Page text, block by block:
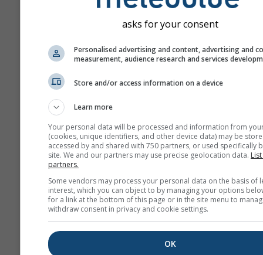
се више пролаза модела
различитим почетним
прецизније проценила
предвидивост прогнозе.
Сезонска
прогноза
asks for your consent
Personalised advertising and content, advertising and
measurement, audience research and services
Store and/or access information on a device
Learn more
Your personal data will be processed and information from
(cookies, unique identifiers, and other device data) may be
accessed by and shared with 750 partners, or used specifically
site. We and our partners may use precise geolocation data.
partners.
Some vendors may process your personal data on the basis of
interest, which you can object to by managing your options
for a link at the bottom of this page or in the site menu to
withdraw consent in privacy and cookie settings.
OK